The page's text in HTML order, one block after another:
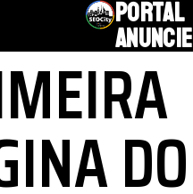
PORTAL
ANUNCIE
DO